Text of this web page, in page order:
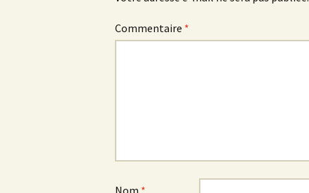
Commentaire *